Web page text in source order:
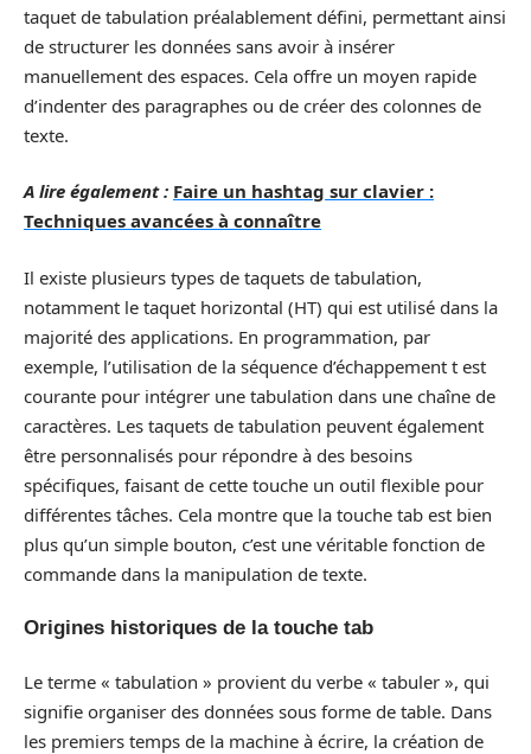
taquet de tabulation préalablement défini, permettant ainsi
de structurer les données sans avoir à insérer
manuellement des espaces. Cela offre un moyen rapide
d’indenter des paragraphes ou de créer des colonnes de
texte.
A lire également : Faire un hashtag sur clavier :
Techniques avancées à connaître
Il existe plusieurs types de taquets de tabulation,
notamment le taquet horizontal (HT) qui est utilisé dans la
majorité des applications. En programmation, par
exemple, l’utilisation de la séquence d’échappement t est
courante pour intégrer une tabulation dans une chaîne de
caractères. Les taquets de tabulation peuvent également
être personnalisés pour répondre à des besoins
spécifiques, faisant de cette touche un outil flexible pour
différentes tâches. Cela montre que la touche tab est bien
plus qu’un simple bouton, c’est une véritable fonction de
commande dans la manipulation de texte.
Origines historiques de la touche tab
Le terme « tabulation » provient du verbe « tabuler », qui
signifie organiser des données sous forme de table. Dans
les premiers temps de la machine à écrire, la création de